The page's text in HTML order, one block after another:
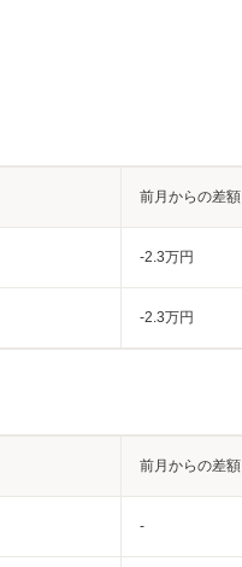
前月からの差額
-2.3万円
-2.3万円
前月からの差額
-